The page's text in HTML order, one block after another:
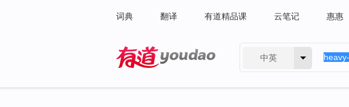
词典 翻译 有道精品课 云笔记 惠惠
中英